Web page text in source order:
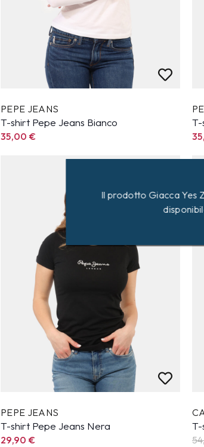
PEPE JEANS
T-shirt Pepe Jeans Bianco
35,00€
T-
PEPE JEANS
T-shirt Pepe Jeans Nera
29,90€
T-
Il prodotto Giacca Yes